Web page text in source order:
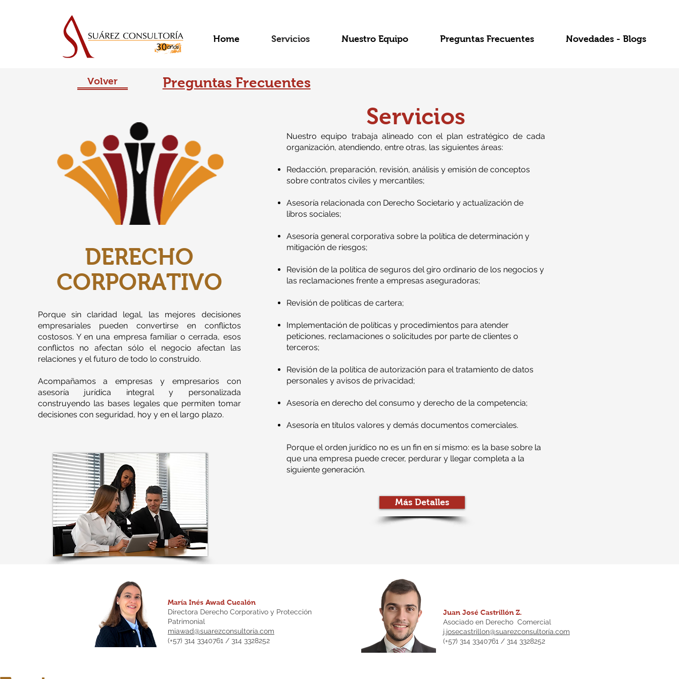
Home Servicios Nuestro Equipo Preguntas Frecuentes Novedades - Blogs
Volver Preguntas Frecuentes
DERECHO
CORPORATIVO
Porque sin claridad legal, las mejores decisiones
empresariales pueden convertirse en conflictos
costosos. Y en una empresa familiar o cerrada, esos
conflictos no afectan sólo el negocio afectan las
relaciones y el futuro de todo lo construido.
Acompañamos a empresas y empresarios con
asesoría jurídica integral y personalizada
construyendo las bases legales que permiten tomar
decisiones con seguridad, hoy y en el largo plazo.
Servicios
Nuestro equipo trabaja alineado con el plan estratégico de cada
organización, atendiendo, entre otras, las siguientes áreas:
Redacción, preparación, revisión, análisis y emisión de conceptos
sobre contratos civiles y mercantiles;
Asesoría relacionada con Derecho Societario y actualización de
libros sociales;
Asesoría general corporativa sobre la política de determinación y
mitigación de riesgos;
Revisión de la política de seguros del giro ordinario de los negocios y
las reclamaciones frente a empresas aseguradoras;
Revisión de políticas de cartera;
Implementación de políticas y procedimientos para atender
peticiones, reclamaciones o solicitudes por parte de clientes o
terceros;
Revisión de la política de autorización para el tratamiento de datos
personales y avisos de privacidad;
Asesoría en derecho del consumo y derecho de la competencia;
Asesoría en títulos valores y demás documentos comerciales.
Porque el orden jurídico no es un fin en sí mismo: es la base sobre la
que una empresa puede crecer, perdurar y llegar completa a la
siguiente generación.
Más Detalles
María Inés Awad Cucalón
Directora Derecho Corporativo y Protección
Patrimonial
miawad@suarezconsultoría.com
(+57) 314 3340761 / 314 3328252
Juan José Castrillón Z.
Asociado en Derecho Comercial
j.josecastrillon@suarezconsultoría.com
(+57) 314 3340761 / 314 3328252